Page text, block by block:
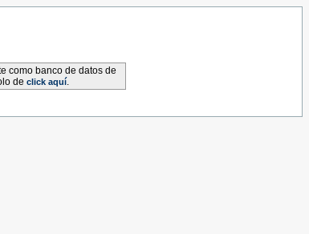
como banco de datos de
de click aquí.